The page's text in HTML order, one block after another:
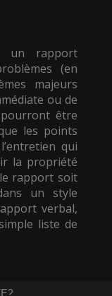
un rapport
(en
majeurs
ou de
être
les points
qui
la propriété
rapport soit
un style
verbal,
liste de